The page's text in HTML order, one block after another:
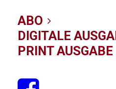
ABO
DIGITALE
PRINT AUSGABE
(Variante
12/10/2019 INNEWS,SERVICE ,